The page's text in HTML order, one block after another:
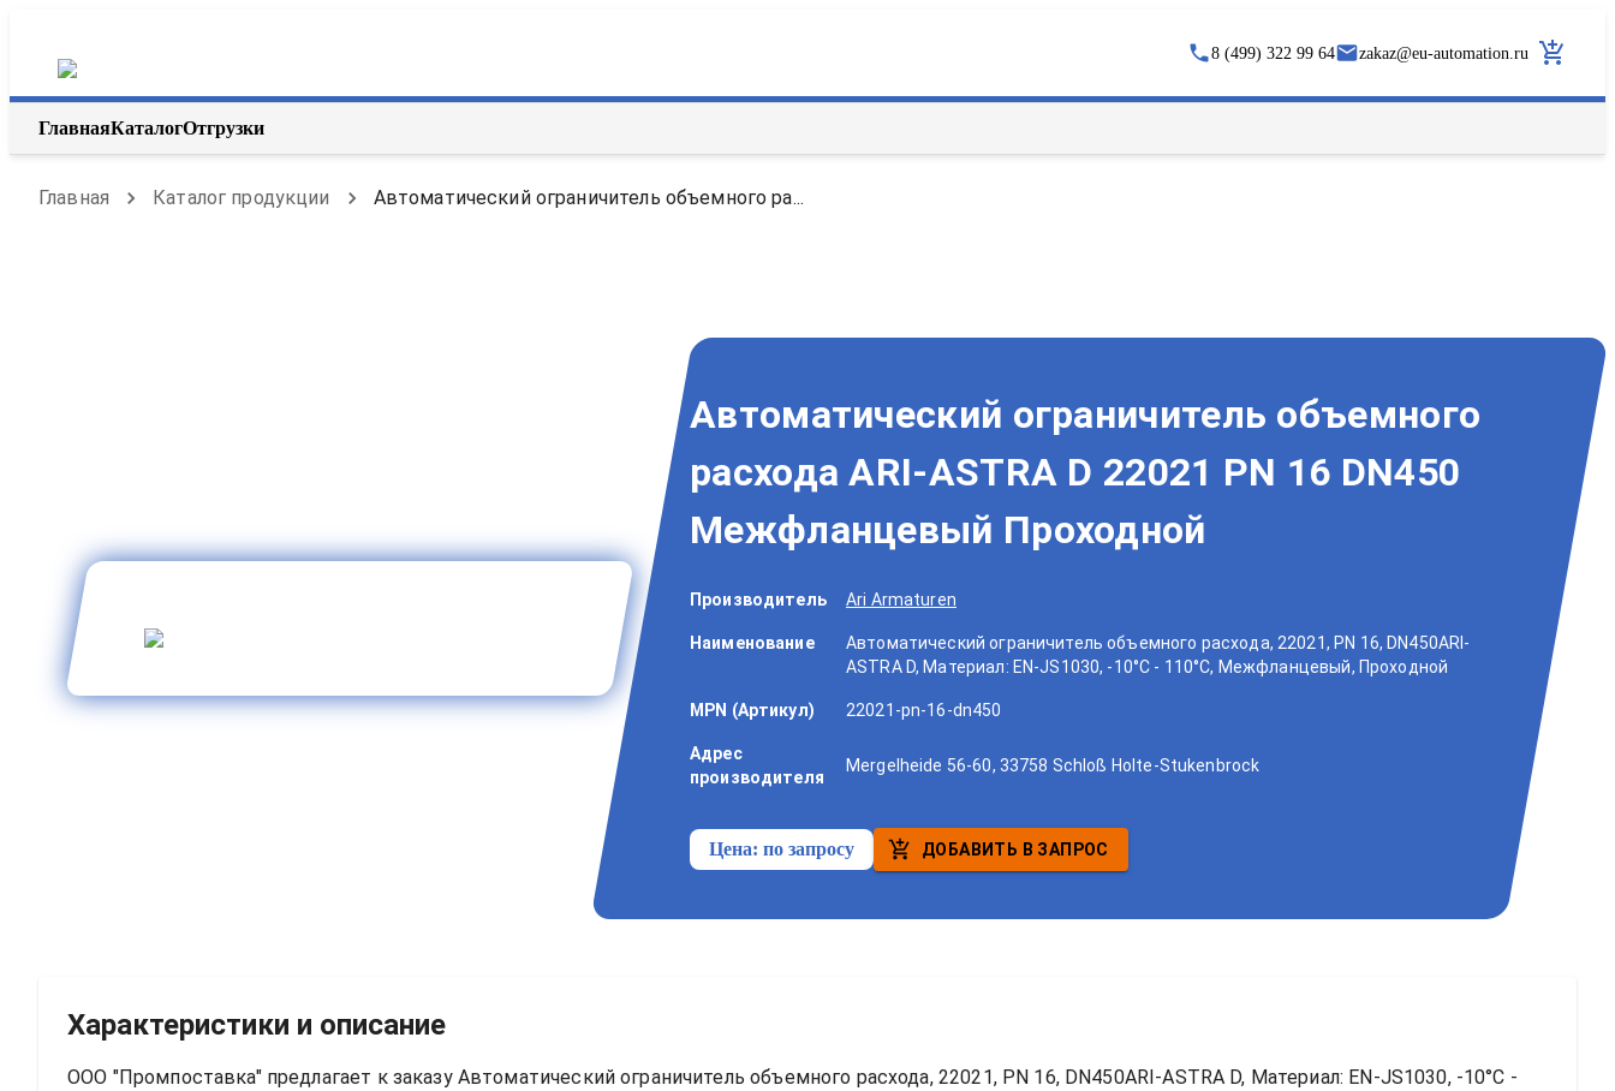
8 (499) 322 99 64 zakaz@eu-automation.ru
ГлавнаяКаталогОтгрузки
Главная Каталог продукции Автоматический ограничитель объемного ра...
Автоматический ограничитель объемного
расхода ARI-ASTRA D 22021 PN 16 DN450
Межфланцевый Проходной
Производитель Ari Armaturen
Наименование
Автоматический ограничитель объемного расхода, 22021, PN 16, DN450ARI-
ASTRA D, Материал: EN-JS1030, -10°C - 110°C, Межфланцевый, Проходной
MPN (Артикул) 22021-pn-16-dn450
Адрес
производителя
Mergelheide 56-60, 33758 Schloß Holte-Stukenbrock
Цена:по запросу ДОБАВИТЬ В ЗАПРОС
Характеристики и описание
ООО "Промпоставка" предлагает к заказу Автоматический ограничитель объемного расхода, 22021, PN 16, DN450ARI-ASTRA D, Материал: EN-JS1030, -10°C -